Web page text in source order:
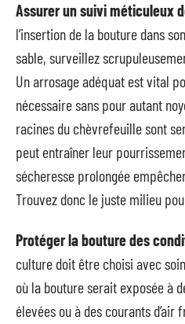
Assurer un suivi méticuleux
l’insertion de la bouture dans
sable, surveillez
Un arrosage adéquat est vital
nécessaire sans pour autant
racines du chèvrefeuille sont
peut entraîner leur
sécheresse prolongée
Trouvez donc le juste milieu
Protéger la bouture des
culture doit être choisi avec
où la bouture serait exposée à
élevées ou à des courants d’air